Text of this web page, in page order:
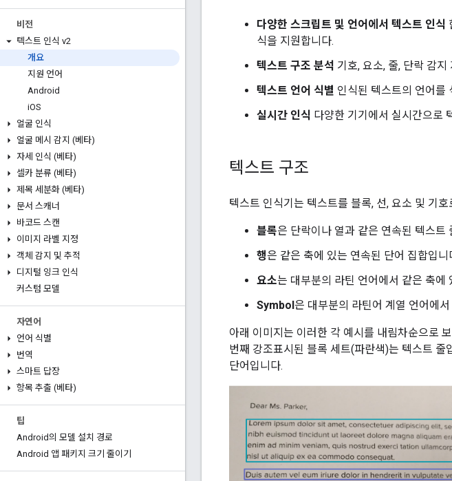
비전
텍스트 인식 v2
개요
지원 언어
Android
iOS
얼굴 인식
얼굴 메시 감지 (베타)
자세 인식 (베타)
셀카 분류 (베타)
제목 세분화 (베타)
문서 스캐너
바코드 스캔
이미지 라벨 지정
객체 감지 및 추적
디지털 잉크 인식
커스텀 모델
자연어
언어 식별
번역
스마트 답장
항목 추출 (베타)
팁
Android의 모델 설치 경로
Android 앱 패키지 크기 줄이기
다양한 스크립트 및 언어에서 텍스트 인식
식을 지원합니다.
텍스트 구조 분석 기호, 요소, 줄, 단락 감지
텍스트 언어 식별 인식된 텍스트의 언어를
실시간 인식 다양한 기기에서 실시간으로
텍스트 구조
텍스트 인식기는 텍스트를 블록, 선, 요소 및 기
블록은 단락이나 열과 같은 연속된 텍스트
행은 같은 축에 있는 연속된 단어 집합입니
요소는 대부분의 라틴 언어에서 같은 축에
Symbol은 대부분의 라틴어 계열 언어에
아래 이미지는 이러한 각 예시를 내림차순으로
번째 강조표시된 블록 세트(파란색)는 텍스트
단어입니다.